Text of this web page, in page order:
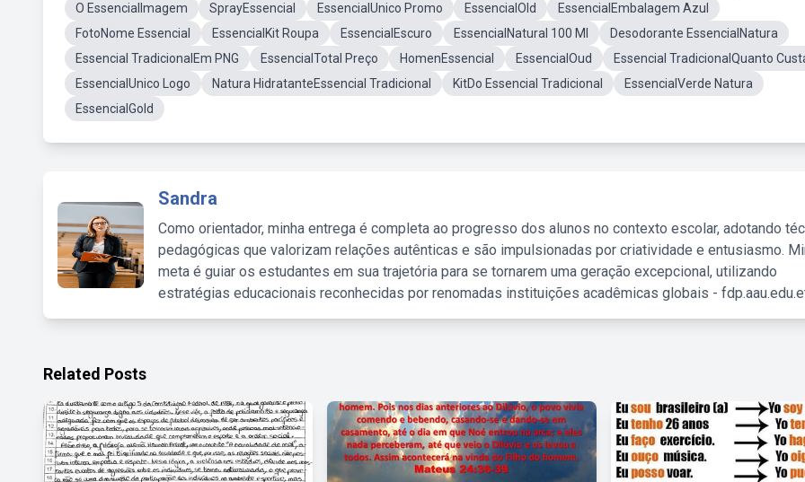
O EssencialImagem
SprayEssencial EssencialUnico Promo EssencialOld
EssencialEmbalagem Azul
FotoNome Essencial
EssencialKit Roupa EssencialEscuro EssencialNatural 100 Ml
Desodorante EssencialNatura
Essencial TradicionalEm PNG
EssencialTotal Preço HomenEssencial EssencialOud
Essencial TradicionalQuanto
EssencialUnico Logo
Natura HidratanteEssencial Tradicional KitDo Essencial Tradicional
EssencialVerde Natura
EssencialGold
Sandra
Como orientador, minha entrega é completa ao progresso dos alunos no contexto escolar, adotando
pedagógicas que valorizam relações autênticas e são impulsionadas por criatividade e entusiasmo.
meta é guiar os estudantes em sua trajetória para se tornarem uma geração excepcional, utilizando
estratégias educacionais reconhecidas por renomadas instituições acadêmicas globais -
Related Posts